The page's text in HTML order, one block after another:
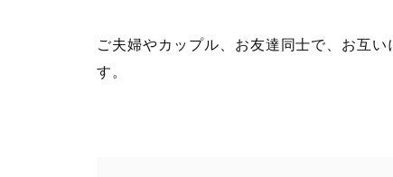
ご夫婦やカップル、お友達同士で、お互
す。